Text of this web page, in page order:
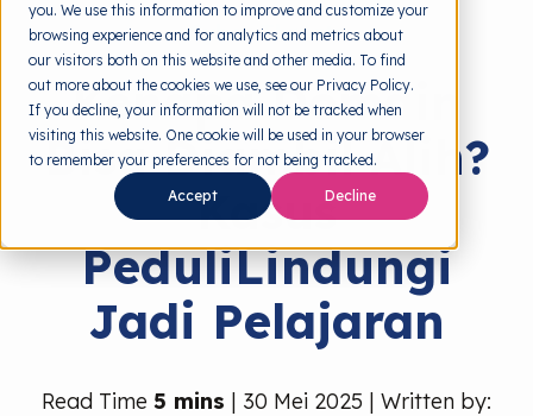
you. We use this information to improve and customize your
browsing experience and for analytics and metrics about
our visitors both on this website and other media. To find
out more about the cookies we use, see our Privacy Policy.
If you decline, your information will not be tracked when
visiting this website. One cookie will be used in your browser
to remember your preferences for not being tracked.
Accept Decline
Resources
children
for
Resources
Tools Gratis
children
for
Tools
Gratis
Tentang
Coba Gratis
Cyber Threats
Kenapa Domain
Bisa Diambil Alih?
Kasus
PeduliLindungi
Jadi Pelajaran
Read Time 5 mins | 30 Mei 2025 | Written by: